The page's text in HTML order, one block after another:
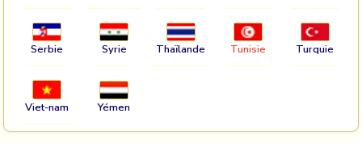
Serbie Syrie Thaïlande Tunisie Turquie
Viet-nam Yémen